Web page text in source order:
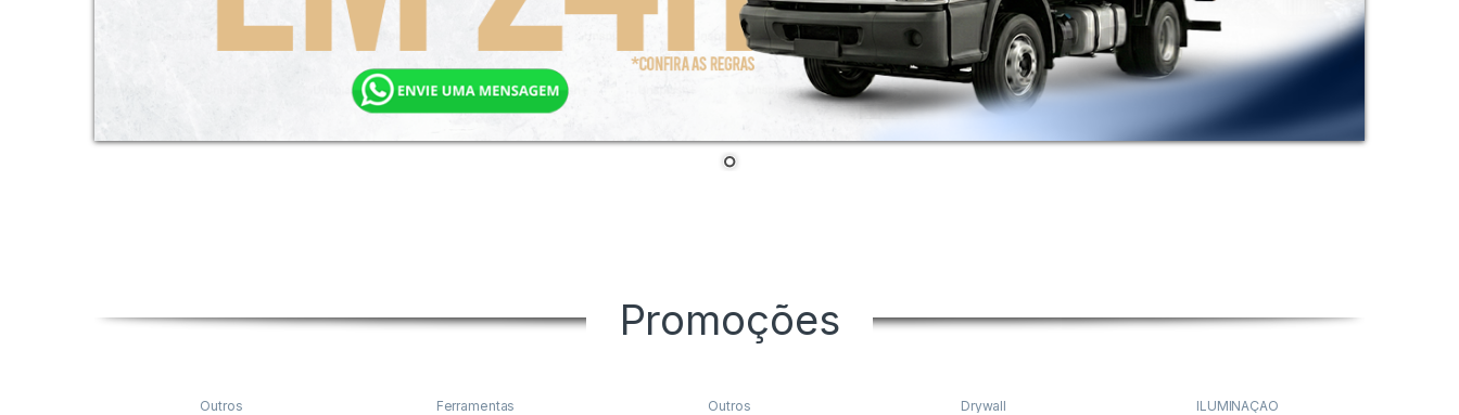
Promoções
Outros Ferramentas Outros Drywall ILUMINAÇÃO